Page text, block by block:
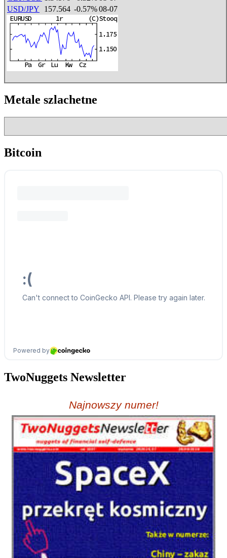
USD/JPY
157.564 -0.57%08-07
Metale szlachetne
Bitcoin
TwoNuggets Newsletter
Najnowszy numer!